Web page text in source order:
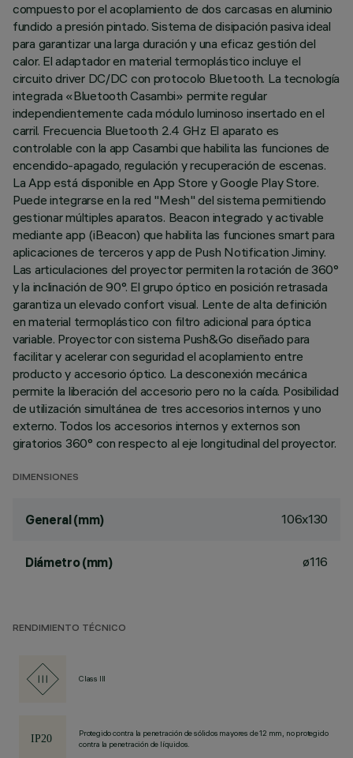
compuesto por el acoplamiento de dos carcasas en aluminio
fundido a presión pintado. Sistema de disipación pasiva ideal
para garantizar una larga duración y una eficaz gestión del
calor. El adaptador en material termoplástico incluye el
circuito driver DC/DC con protocolo Bluetooth. La tecnología
integrada «Bluetooth Casambi» permite regular
independientemente cada módulo luminoso insertado en el
carril. Frecuencia Bluetooth 2.4 GHz El aparato es
controlable con la app Casambi que habilita las funciones de
encendido-apagado, regulación y recuperación de escenas.
La App está disponible en App Store y Google Play Store.
Puede integrarse en la red "Mesh" del sistema permitiendo
gestionar múltiples aparatos. Beacon integrado y activable
mediante app (iBeacon) que habilita las funciones smart para
aplicaciones de terceros y app de Push Notification Jiminy.
Las articulaciones del proyector permiten la rotación de 360°
y la inclinación de 90°. El grupo óptico en posición retrasada
garantiza un elevado confort visual. Lente de alta definición
en material termoplástico con filtro adicional para óptica
variable. Proyector con sistema Push&Go diseñado para
facilitar y acelerar con seguridad el acoplamiento entre
producto y accesorio óptico. La desconexión mecánica
permite la liberación del accesorio pero no la caída. Posibilidad
de utilización simultánea de tres accesorios internos y uno
externo. Todos los accesorios internos y externos son
giratorios 360° con respecto al eje longitudinal del proyector.
DIMENSIONES
General (mm) 106x130
Diámetro (mm) ø116
RENDIMIENTO TÉCNICO
Class III
Protegido contra la penetración de sólidos mayores de 12 mm, no protegido
contra la penetración de líquidos.